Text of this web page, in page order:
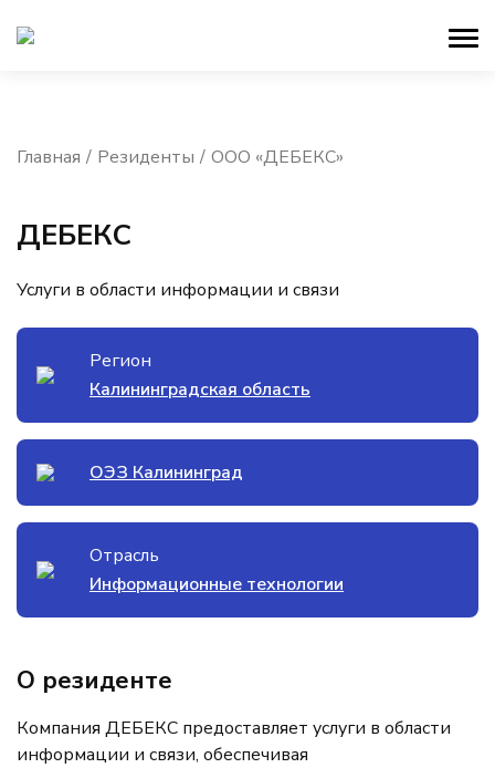
Главная Резиденты ООО «ДЕБЕКС»
ДЕБЕКС
Услуги в области информации и связи
Регион
Калининградская область
ОЭЗ Калининград
Отрасль
Информационные технологии
О резиденте
Компания ДЕБЕКС предоставляет услуги в области
информации и связи, обеспечивая